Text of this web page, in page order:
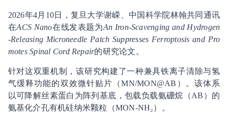
2026年4月10日，复旦大学谢嵘、中国科学院林翰共同通讯
在ACS Nano在线发表题为An Iron-Scavenging and Hydrogen
-Releasing Microneedle Patch Suppresses Ferroptosis and Pro
motes Spinal Cord Repair的研究论文。
针对这双重机制，该研究构建了一种兼具铁离子清除与氢
气缓释功能的双效微针贴片（MN/MON@AB）。该体系
以可降解丝素蛋白为阵列基底，包载负载氨硼烷（AB）的
氨基化介孔有机硅纳米颗粒（MON-NH₂）。